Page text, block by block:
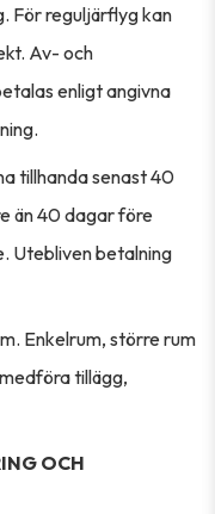
För reguljärflyg kan
Av- och
enligt angivna
tillhanda senast 40
än 40 dagar före
Utebliven betalning
Enkelrum, större rum
tillägg,
OCH